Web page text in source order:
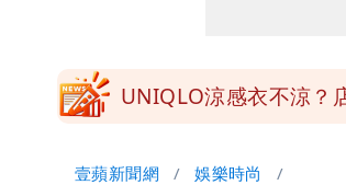
UNIQLO涼感衣不涼？
壹蘋新聞網 娛樂時尚